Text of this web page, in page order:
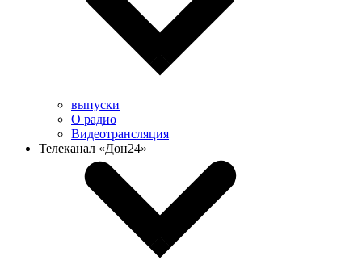
выпуски
О радио
Видеотрансляция
Телеканал «Дон24»